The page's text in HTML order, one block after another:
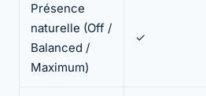
Présence
naturelle (Off /
Balanced /
Maximum)
✓